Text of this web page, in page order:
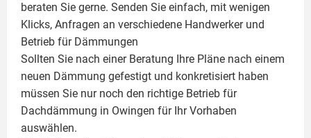
beraten Sie gerne. Senden Sie einfach, mit wenigen
Klicks, Anfragen an verschiedene Handwerker und
Betrieb für Dämmungen
Sollten Sie nach einer Beratung Ihre Pläne nach einem
neuen Dämmung gefestigt und konkretisiert haben
müssen Sie nur noch den richtige Betrieb für
Dachdämmung in Owingen für Ihr Vorhaben
auswählen.